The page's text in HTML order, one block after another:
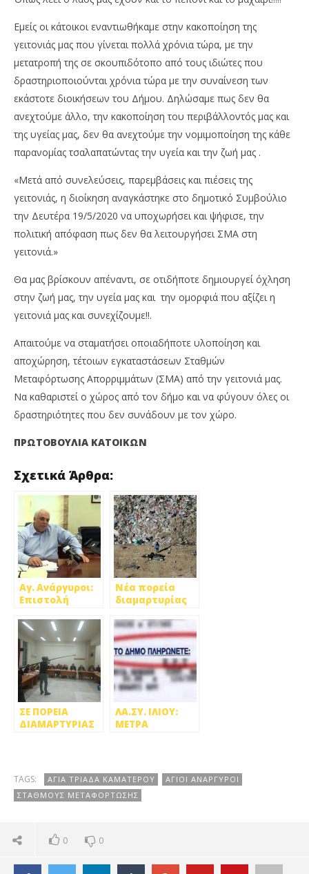
Εμείς οι κάτοικοι εναντιωθήκαμε στην κακοποίηση της
γειτονιάς μας που γίνεται πολλά χρόνια τώρα, με την
μετατροπή της σε σκουπιδότοπο από τους ιδιώτες που
δραστηριοποιούνται χρόνια τώρα με την συναίνεση των
εκάστοτε διοικήσεων του Δήμου. Δηλώσαμε πως δεν θα
ανεχτούμε άλλο, την κακοποίηση του περιβάλλοντός μας και
της υγείας μας, δεν θα ανεχτούμε την νομιμοποίηση της κάθε
παρανομίας τσαλαπατώντας την υγεία και την ζωή μας .
«Μετά από συνελεύσεις, παρεμβάσεις και πιέσεις της
γειτονιάς, η διοίκηση αναγκάστηκε στο δημοτικό Συμβούλιο
την Δευτέρα 19/5/2020 να υποχωρήσει και ψήφισε, την
πολιτική απόφαση πως δεν θα λειτουργήσει ΣΜΑ στη
γειτονιά.»
Θα μας βρίσκουν απέναντι, σε οτιδήποτε δημιουργεί όχληση
στην ζωή μας, την υγεία μας και την ομορφιά που αξίζει η
γειτονιά μας και συνεχίζουμε!!.
Απαιτούμε να σταματήσει οποιαδήποτε υλοποίηση και
αποχώρηση, τέτοιων εγκαταστάσεων Σταθμών
Μεταφόρτωσης Απορριμμάτων (ΣΜΑ) από την γειτονιά μας.
Να καθαριστεί ο χώρος από τον δήμο και να φύγουν όλες οι
δραστηριότητες που δεν συνάδουν με τον χώρο.
ΠΡΩΤΟΒΟΥΛΙΑ ΚΑΤΟΙΚΩΝ
Σχετικά Άρθρα:
Αγ. Ανάργυροι:
Επιστολή
Σαράντη στον
Τσίπρα
Νέα πορεία
διαμαρτυρίας
κλείσιμο του
ΧΥΤΑ Φυλής
ΣΕ ΠΟΡΕΙΑ
ΔΙΑΜΑΡΤΥΡΙΑΣ
ΠΕΤΡΟΥΠΟΛΗΣ
[VIDEO]
ΛΑ.ΣΥ. ΙΛΙΟΥ:
ΜΕΤΡΑ
ΠΑΝΔΗΜΙΑ
TAGS: ΑΓΙΑ ΤΡΙΑΔΑ ΚΑΜΑΤΕΡΟΥ
ΑΓΙΟΙ ΑΝΑΡΓΥΡΟΙ
ΣΤΑΘΜΟΥΣ ΜΕΤΑΦΟΡΤΩΣΗΣ
0 0